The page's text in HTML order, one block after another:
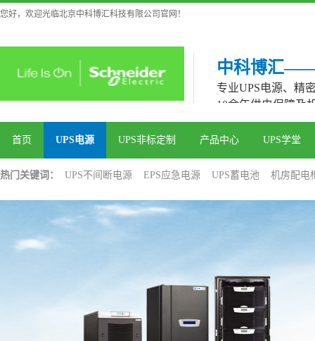
您好，欢迎光临北京中科博汇科技有限公司官网！
中科博汇
专业UPS电源、精
10余年供电保障及
首页 UPS电源 UPS非标定制 产品中心 UPS学堂
热门关键词： UPS不间断电源 EPS应急电源 UPS蓄电池 机房配电